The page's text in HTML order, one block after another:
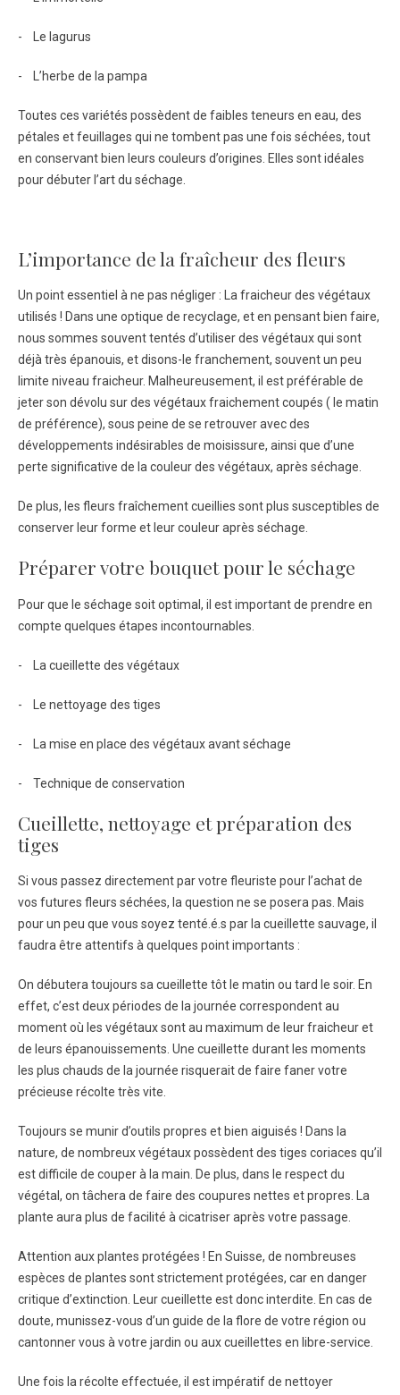
- Le lagurus
- L’herbe de la pampa
Toutes ces variétés possèdent de faibles teneurs en eau, des
pétales et feuillages qui ne tombent pas une fois séchées, tout
en conservant bien leurs couleurs d’origines. Elles sont idéales
pour débuter l’art du séchage.
L’importance de la fraîcheur des fleurs
Un point essentiel à ne pas négliger : La fraicheur des végétaux
utilisés ! Dans une optique de recyclage, et en pensant bien faire,
nous sommes souvent tentés d’utiliser des végétaux qui sont
déjà très épanouis, et disons-le franchement, souvent un peu
limite niveau fraicheur. Malheureusement, il est préférable de
jeter son dévolu sur des végétaux fraichement coupés ( le matin
de préférence), sous peine de se retrouver avec des
développements indésirables de moisissure, ainsi que d’une
perte significative de la couleur des végétaux, après séchage.
De plus, les fleurs fraîchement cueillies sont plus susceptibles de
conserver leur forme et leur couleur après séchage.
Préparer votre bouquet pour le séchage
Pour que le séchage soit optimal, il est important de prendre en
compte quelques étapes incontournables.
- La cueillette des végétaux
- Le nettoyage des tiges
- La mise en place des végétaux avant séchage
- Technique de conservation
Cueillette, nettoyage et préparation des
tiges
Si vous passez directement par votre fleuriste pour l’achat de
vos futures fleurs séchées, la question ne se posera pas. Mais
pour un peu que vous soyez tenté.é.s par la cueillette sauvage, il
faudra être attentifs à quelques point importants :
On débutera toujours sa cueillette tôt le matin ou tard le soir. En
effet, c’est deux périodes de la journée correspondent au
moment où les végétaux sont au maximum de leur fraicheur et
de leurs épanouissements. Une cueillette durant les moments
les plus chauds de la journée risquerait de faire faner votre
précieuse récolte très vite.
Toujours se munir d’outils propres et bien aiguisés ! Dans la
nature, de nombreux végétaux possèdent des tiges coriaces qu’il
est difficile de couper à la main. De plus, dans le respect du
végétal, on tâchera de faire des coupures nettes et propres. La
plante aura plus de facilité à cicatriser après votre passage.
Attention aux plantes protégées ! En Suisse, de nombreuses
espèces de plantes sont strictement protégées, car en danger
critique d’extinction. Leur cueillette est donc interdite. En cas de
doute, munissez-vous d’un guide de la flore de votre région ou
cantonner vous à votre jardin ou aux cueillettes en libre-service.
Une fois la récolte effectuée, il est impératif de nettoyer